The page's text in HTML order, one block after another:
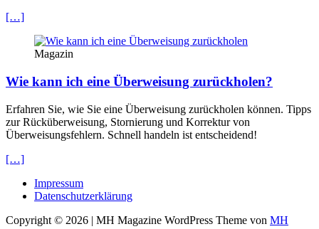
[…]
Magazin
Wie kann ich eine Überweisung zurückholen?
Erfahren Sie, wie Sie eine Überweisung zurückholen können. Tipps
zur Rücküberweisung, Stornierung und Korrektur von
Überweisungsfehlern. Schnell handeln ist entscheidend!
[…]
Impressum
Datenschutzerklärung
Copyright © 2026 | MH Magazine WordPress Theme von MH